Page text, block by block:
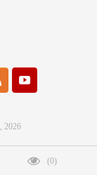
, 2026
(0)